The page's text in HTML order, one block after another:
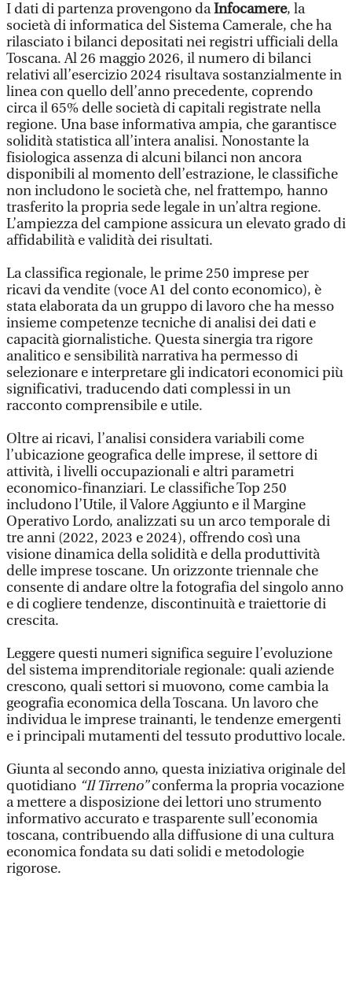
I dati di partenza provengono daInfocamere, la
società di informatica del Sistema Camerale, che ha
rilasciato i bilanci depositati nei registri ufficiali della
Toscana. Al 26 maggio 2026, il numero di bilanci
relativi all’esercizio 2024 risultava sostanzialmente in
linea con quello dell’anno precedente, coprendo
circa il 65% delle società di capitali registrate nella
regione. Una base informativa ampia, che garantisce
solidità statistica all’intera analisi. Nonostante la
fisiologica assenza di alcuni bilanci non ancora
disponibili al momento dell’estrazione, le classifiche
non includono le società che, nel frattempo, hanno
trasferito la propria sede legale in un’altra regione.
L’ampiezza del campione assicura un elevato grado di
affidabilità e validità dei risultati.
La classifica regionale, le prime 250 imprese per
ricavi da vendite (voce A1 del conto economico), è
stata elaborata da un gruppo di lavoro che ha messo
insieme competenze tecniche di analisi dei dati e
capacità giornalistiche. Questa sinergia tra rigore
analitico e sensibilità narrativa ha permesso di
selezionare e interpretare gli indicatori economici più
significativi, traducendo dati complessi in un
racconto comprensibile e utile.
Oltre ai ricavi, l’analisi considera variabili come
l’ubicazione geografica delle imprese, il settore di
attività, i livelli occupazionali e altri parametri
economico-finanziari. Le classifiche Top 250
includono l’Utile, il Valore Aggiunto e il Margine
Operativo Lordo, analizzati su un arco temporale di
tre anni (2022, 2023 e 2024), offrendo così una
visione dinamica della solidità e della produttività
delle imprese toscane. Un orizzonte triennale che
consente di andare oltre la fotografia del singolo anno
e di cogliere tendenze, discontinuità e traiettorie di
crescita.
Leggere questi numeri significa seguire l’evoluzione
del sistema imprenditoriale regionale: quali aziende
crescono, quali settori si muovono, come cambia la
geografia economica della Toscana. Un lavoro che
individua le imprese trainanti, le tendenze emergenti
e i principali mutamenti del tessuto produttivo locale.
Giunta al secondo anno, questa iniziativa originale del
quotidiano “Il Tirreno”conferma la propria vocazione
a mettere a disposizione dei lettori uno strumento
informativo accurato e trasparente sull’economia
toscana, contribuendo alla diffusione di una cultura
economica fondata su dati solidi e metodologie
rigorose.